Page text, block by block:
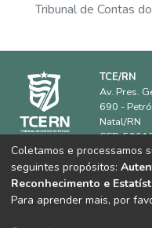
Tribunal de Contas
TCE/RN
Av. Pres.
690 -
Natal/RN
CEP:
Horário de
18h00
Telefone:
Coletamos e processamos
seguintes propósitos:
Reconhecimento e
Para aprender mais, por